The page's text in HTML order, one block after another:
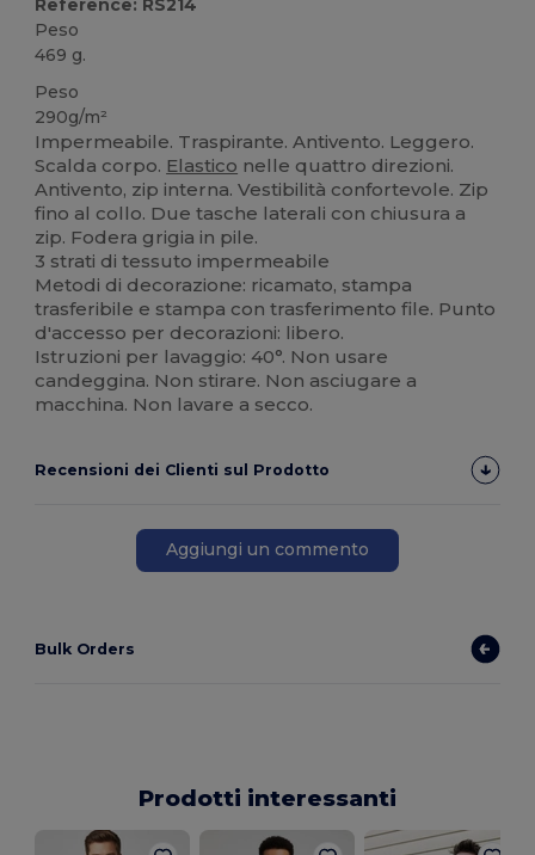
Reference: RS214
Peso
469 g.
Peso
290g/m²
Impermeabile. Traspirante. Antivento. Leggero.
Scalda corpo. Elastico nelle quattro direzioni.
Antivento, zip interna. Vestibilità confortevole. Zip
fino al collo. Due tasche laterali con chiusura a
zip. Fodera grigia in pile.
3 strati di tessuto impermeabile
Metodi di decorazione: ricamato, stampa
trasferibile e stampa con trasferimento file. Punto
d'accesso per decorazioni: libero.
Istruzioni per lavaggio: 40°. Non usare
candeggina. Non stirare. Non asciugare a
macchina. Non lavare a secco.
Recensioni dei Clienti sul Prodotto
Aggiungi un commento
Bulk Orders
Prodotti interessanti